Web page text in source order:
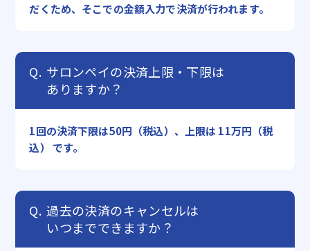
だくため、そこでの金額入力で決済が行われます。
サロンペイの決済上限・下限は
ありますか？
1回の決済下限は50円（税込）、上限は 11万円（税
込） です。
過去の決済のキャンセルは
いつまでできますか？